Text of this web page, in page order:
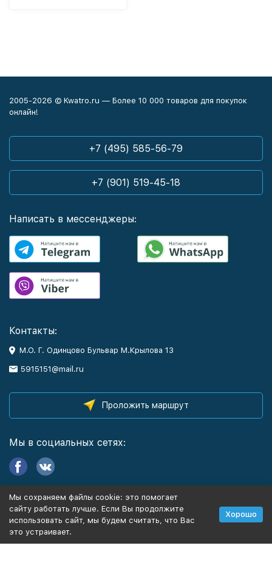
2005-2026 © Kwatro.ru — Более 10 000 товаров для покупок
онлайн!
+7 (495) 585-56-79
+7 (901) 519-45-18
Написать в мессенджеры:
Контакты:
М.О. Г. Одинцово Бульвар М.Крылова 13
5915151@mail.ru
Проложить маршрут
Мы в социальных сетях:
Информация
Политика персональных данных
Мы сохраняем файлы cookie: это помогает
сайту работать лучше. Если Вы продолжите
использовать сайт, мы будем считать, что Вас
это устраивает.
Хорошо